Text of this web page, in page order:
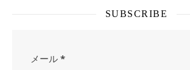
SUBSCRIBE
メール *